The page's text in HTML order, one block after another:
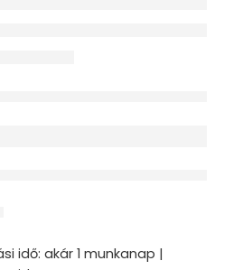
idő: akár 1 munkanap |